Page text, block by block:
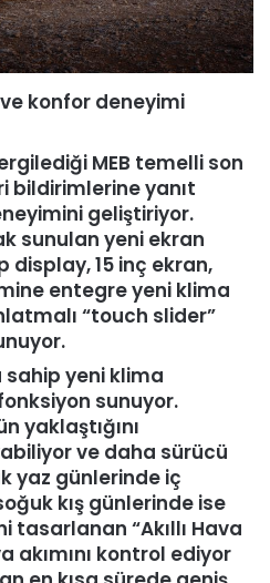
konfor deneyimi
MEB temelli son
bildirimlerine yanıt
geliştiriyor.
sunulan yeni ekran
display, 15 inç ekran,
entegre yeni klima
“touch slider”
sahip yeni klima
sunuyor.
yaklaştığını
ve daha sürücü
yaz günlerinde iç
kış günlerinde ise
tasarlanan “Akıllı Hava
akımını kontrol ediyor